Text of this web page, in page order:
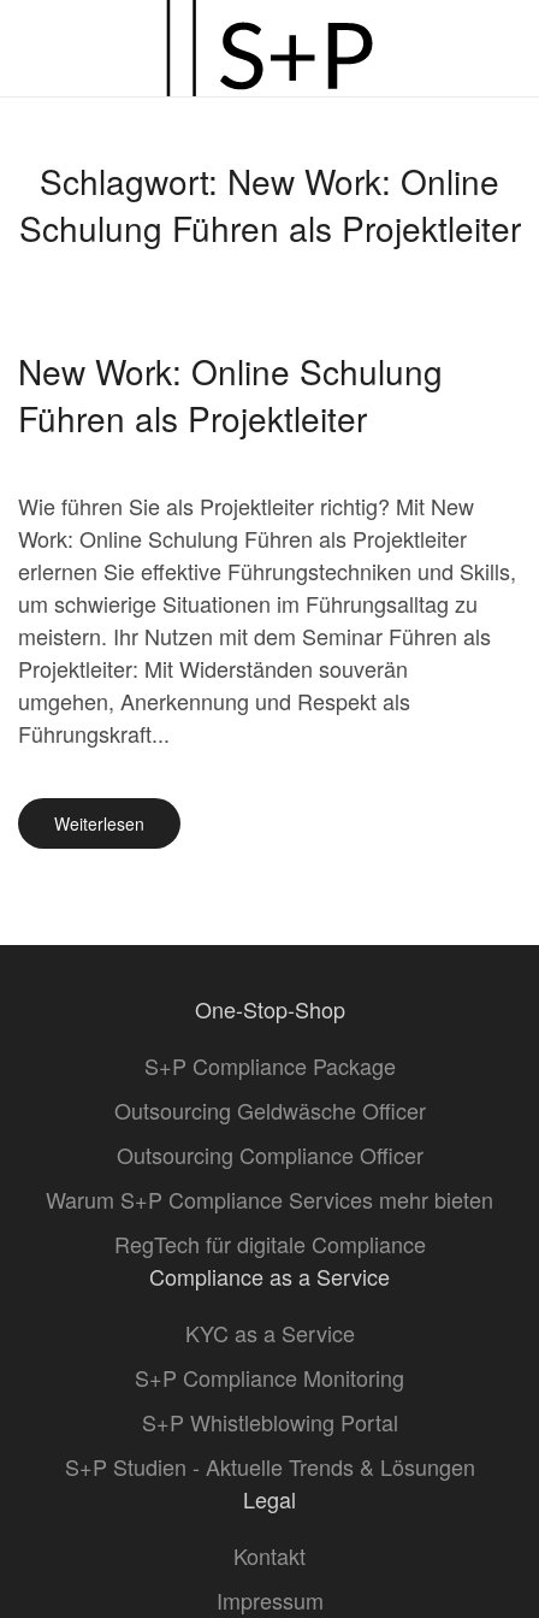
Schlagwort: New Work: Online
Schulung Führen als Projektleiter
New Work: Online Schulung
Führen als Projektleiter
Wie führen Sie als Projektleiter richtig? Mit New
Work: Online Schulung Führen als Projektleiter
erlernen Sie effektive Führungstechniken und Skills,
um schwierige Situationen im Führungsalltag zu
meistern. Ihr Nutzen mit dem Seminar Führen als
Projektleiter: Mit Widerständen souverän
umgehen, Anerkennung und Respekt als
Führungskraft...
Weiterlesen
One-Stop-Shop
S+P Compliance Package
Outsourcing Geldwäsche Officer
Outsourcing Compliance Officer
Warum S+P Compliance Services mehr bieten
RegTech für digitale Compliance
Compliance as a Service
KYC as a Service
S+P Compliance Monitoring
S+P Whistleblowing Portal
S+P Studien - Aktuelle Trends & Lösungen
Legal
Kontakt
Impressum